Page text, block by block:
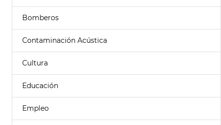
Bomberos
Contaminación Acústica
Cultura
Educación
Empleo